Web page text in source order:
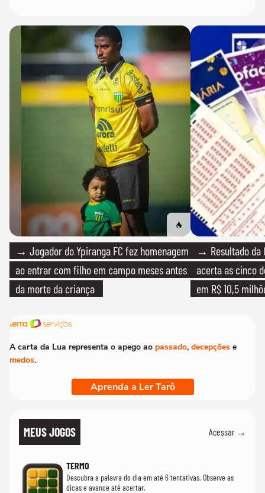
→ Jogador do Ypiranga FC fez homenagem
ao entrar com filho em campo meses antes
da morte da criança
→ Resultado da
acerta as cinco
em R$ 10,5
A carta da Lua representa o apego ao passado, decepções e
medos.
Aprenda a Ler Tarô
MEUS JOGOS Acessar →
TERMO
Descubra a palavra do dia em até 6 tentativas. Observe as
dicas e avance até acertar.